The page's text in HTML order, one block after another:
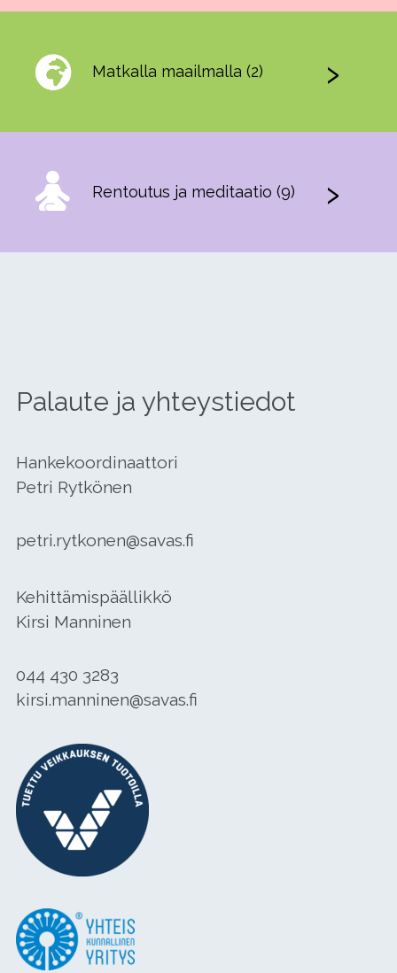
Matkalla maailmalla (2)
Rentoutus ja meditaatio (9)
Palaute ja yhteystiedot
Hankekoordinaattori
Petri Rytkönen
petri.rytkonen@savas.fi
Kehittämispäällikkö
Kirsi Manninen
044 430 3283
kirsi.manninen@savas.fi